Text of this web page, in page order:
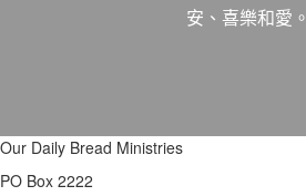
安、喜樂和愛。
Our Daily Bread Ministries
PO Box 2222